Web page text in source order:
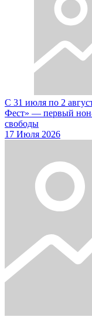
С 31 июля по 2
Фест» — первый нон-
свободы
17 Июля 2026